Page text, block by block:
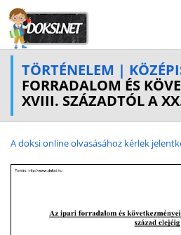
TÖRTÉNELEM |
FORRADALOM ÉS
XVIII. SZÁZADTÓL A
A doksi online olvasásához kérlek